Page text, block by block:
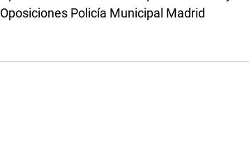
Oposiciones Policía Municipal Madrid